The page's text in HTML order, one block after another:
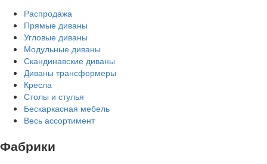
Распродажа
Прямые диваны
Угловые диваны
Модульные диваны
Скандинавские диваны
Диваны трансформеры
Кресла
Столы и стулья
Бескаркасная мебель
Весь ассортимент
Фабрики